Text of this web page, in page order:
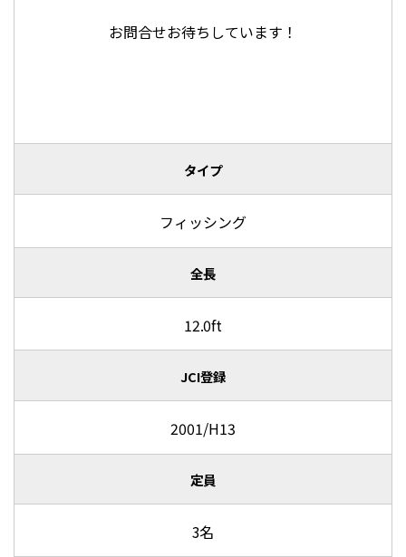
お問合せお待ちしています！
タイプ
フィッシング
全長
12.0ft
JCI登録
2001/H13
定員
3名